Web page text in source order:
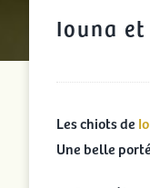
Iouna
Les chiots de
Une belle